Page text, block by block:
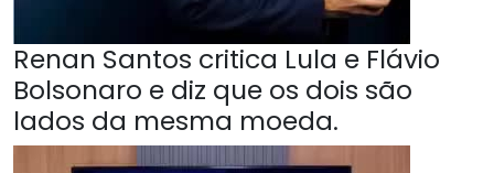
Renan Santos critica Lula e Flávio
Bolsonaro e diz que os dois são
lados da mesma moeda.